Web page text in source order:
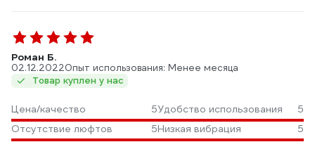
Роман Б.
02.12.2022Опыт использования: Менее месяца
Товар куплен у нас
Цена/качество 5Удобство использования
5
Отсутствие люфтов
5Низкая вибрация
5